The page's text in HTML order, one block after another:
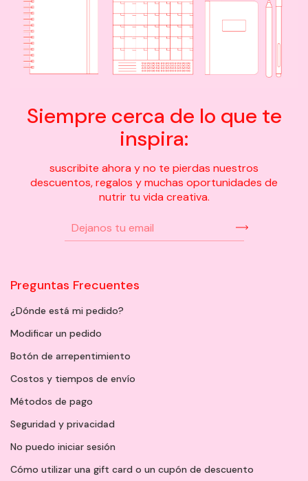
Siempre cerca de lo que te
inspira:
suscribite ahora y no te pierdas nuestros
descuentos, regalos y muchas oportunidades de
nutrir tu vida creativa.
Preguntas Frecuentes
¿Dónde está mi pedido?
Modificar un pedido
Botón de arrepentimiento
Costos y tiempos de envío
Métodos de pago
Seguridad y privacidad
No puedo iniciar sesión
Cómo utilizar una gift card o un cupón de descuento